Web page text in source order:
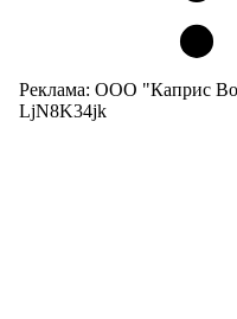
Реклама: ООО "Каприс
LjN8K34jk